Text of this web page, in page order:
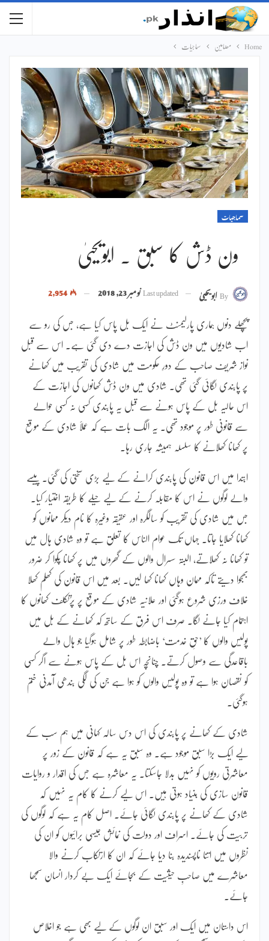
Home مضامین سماجیات
سماجیات
ون ڈش کا سبق ۔ ابویحییٰ
Byابویحییٰ Last updatedنومبر 23, 2018 2,954
پچھلے دنوں ہماری پارلیمنٹ نے ایک بل پاس کیا ہے، جس کی رو سے
اب شادیوں میں ون ڈش کی اجازت دے دی گئی ہے۔ اس سے قبل
نواز شریف صاحب کے دورِ حکومت میں شادی کی تقریب میں کھانے
پر پابندی لگائی گئی تھی۔ شادی میں ون ڈش کھانوں کی اجازت کے
اس حالیہ بل کے پاس ہونے سے قبل یہ پابندی کسی نہ کسی حوالے
سے قانونی طور پر موجود تھی۔ یہ الگ بات ہے کہ عملاََ شادی کے موقع
پر کھانا کھلانے کا سلسلہ ہمیشہ جاری رہا۔
ابتدا میں اس قانون کی پابندی کرانے کے لیے بڑی سختی کی گئی۔ پیسے
والے لوگوں نے اس کا مقابلہ کرنے کے لیے حیلے کا طریقہ اختیار کیا۔
جس میں شادی کی تقریب کو سالگرہ اور عقیقہ وغیرہ کا نام دیکر مہمانوں کو
کھانا کھلایا جاتا۔ جہاں تک عوام الناس کا تعلق ہے تو وہ شادی ہال میں
تو کھانا نہ کھلاتے، البتہ سسرال والوں کے گھروں میں پر کھانا پکوا کر ضرور
بھجوا دیتے تاکہ مہمان وہاں کھانا کھا لیں۔ بعد میں اس قانون کی کھلم کھلا
خلاف ورزی شروع ہوگئی اور علانیہ شادی کے موقع پر پرُتکلف کھانوں کا
اہتمام کیا جانے لگا۔ صرف اس فرق کے ساتھ کہ کھانے کے بل میں
پولیس والوں کا ’حقِ خدمت‘ باضابطہ طور پر شامل ہوگیا جو ہال والے
باقاعدگی سے وصول کرتے۔ چنانچہ اس بل کے پاس ہونے سے اگر کسی
کو نقصان ہوا ہے تو وہ پولیس والوں کو ہوا ہے جن کی لگی بندھی آمدنی ختم
ہوگئی۔
شادی کے کھانے پر پابندی کی اس دس سالہ کہانی میں ہم سب کے
لیے ایک بڑا سبق موجود ہے۔ وہ سبق یہ ہے کہ قانون کے زور پر
معاشرتی رویوں کو نہیں بدلا جاسکتا۔ یہ معاشرہ ہے جس کی اقدار و روایات
قانون سازی کی بنیاد ہوتی ہیں۔ اس لیے کرنے کا کام یہ نہیں کہ
شادی کے کھانے پر پابندی لگائی جائے۔ اصل کام یہ ہے کہ لوگوں کی
تربیت کی جائے۔ اسراف اور دولت کی نمائش جیسی برائیوں کو ان کی
نظروں میں اتنا ناپسندیدہ بنا دیا جائے کہ ان کا ارتکاب کرنے والا
معاشرے میں صاحبِ حیثیت کے بجائے ایک بے کردار انسان سمجھا
جائے۔
اس داستان میں ایک اور سبق ان لوگوں کے لیے بھی ہے جو اخلاص